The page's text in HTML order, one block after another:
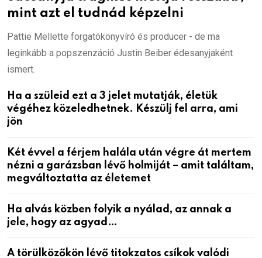
mint azt el tudnád képzelni
Pattie Mellette forgatókönyvíró és producer - de ma
leginkább a popszenzáció Justin Beiber édesanyjaként
ismert.
Ha a szüleid ezt a 3 jelet mutatják, életük
végéhez közeledhetnek. Készülj fel arra, ami
jön
Két évvel a férjem halála után végre át mertem
nézni a garázsban lévő holmiját – amit találtam,
megváltoztatta az életemet
Ha alvás közben folyik a nyálad, az annak a
jele, hogy az agyad…
A törülközőkön lévő titokzatos csíkok valódi